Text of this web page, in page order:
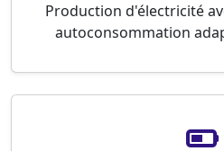
Production d'électricité
autoconsommation